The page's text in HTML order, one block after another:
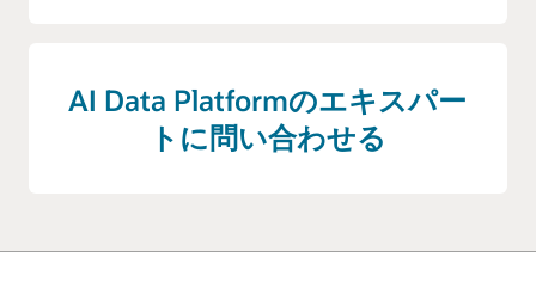
AI Data Platformのエキスパー
トに問い合わせる